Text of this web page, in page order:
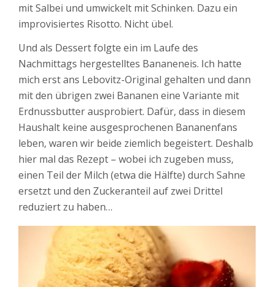
mit Salbei und umwickelt mit Schinken. Dazu ein
improvisiertes Risotto. Nicht übel.
Und als Dessert folgte ein im Laufe des
Nachmittags hergestelltes Bananeneis. Ich hatte
mich erst ans Lebovitz-Original gehalten und dann
mit den übrigen zwei Bananen eine Variante mit
Erdnussbutter ausprobiert. Dafür, dass in diesem
Haushalt keine ausgesprochenen Bananenfans
leben, waren wir beide ziemlich begeistert. Deshalb
hier mal das Rezept – wobei ich zugeben muss,
einen Teil der Milch (etwa die Hälfte) durch Sahne
ersetzt und den Zuckeranteil auf zwei Drittel
reduziert zu haben…